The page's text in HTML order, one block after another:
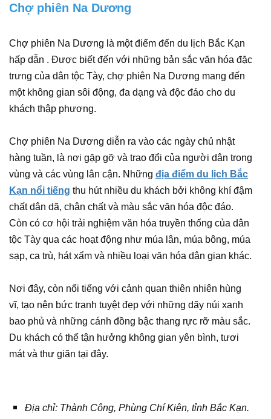
Chợ phiên Na Dương
Chợ phiên Na Dương là một điểm đến du lịch Bắc Kạn
hấp dẫn . Được biết đến với những bản sắc văn hóa đặc
trưng của dân tộc Tày, chợ phiên Na Dương mang đến
một không gian sôi động, đa dạng và độc đáo cho du
khách thập phương.
Chợ phiên Na Dương diễn ra vào các ngày chủ nhật
hàng tuần, là nơi gặp gỡ và trao đổi của người dân trong
vùng và các vùng lân cận. Những địa điểm du lịch Bắc
Kạn nổi tiếng thu hút nhiều du khách bởi không khí đậm
chất dân dã, chân chất và màu sắc văn hóa độc đáo.
Còn có cơ hội trải nghiệm văn hóa truyền thống của dân
tộc Tày qua các hoạt động như múa lân, múa bông, múa
sạp, ca trù, hát xẩm và nhiều loại văn hóa dân gian khác.
Nơi đây, còn nổi tiếng với cảnh quan thiên nhiên hùng
vĩ, tạo nên bức tranh tuyệt đẹp với những dãy núi xanh
bao phủ và những cánh đồng bậc thang rực rỡ màu sắc.
Du khách có thể tận hưởng không gian yên bình, tươi
mát và thư giãn tại đây.
Địa chỉ: Thành Công, Phùng Chí Kiên, tỉnh Bắc Kạn.